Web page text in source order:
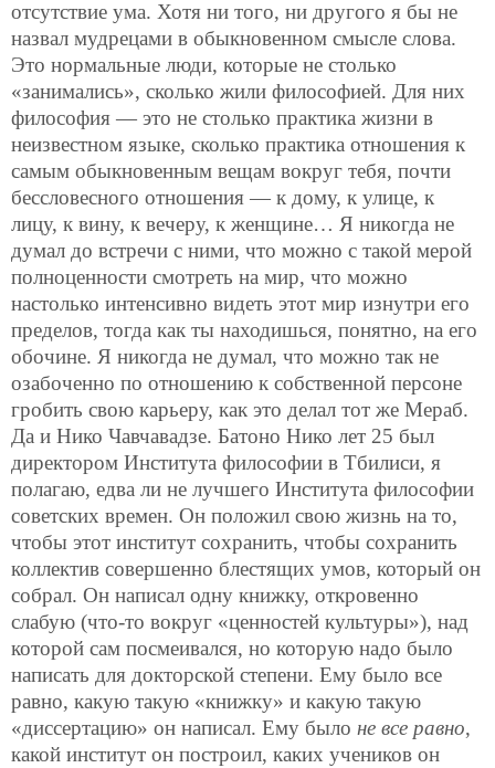
отсутствие ума. Хотя ни того, ни другого я бы не
назвал мудрецами в обыкновенном смысле слова.
Это нормальные люди, которые не столько
«занимались», сколько жили философией. Для них
философия — это не столько практика жизни в
неизвестном языке, сколько практика отношения к
самым обыкновенным вещам вокруг тебя, почти
бессловесного отношения — к дому, к улице, к
лицу, к вину, к вечеру, к женщине… Я никогда не
думал до встречи с ними, что можно с такой мерой
полноценности смотреть на мир, что можно
настолько интенсивно видеть этот мир изнутри его
пределов, тогда как ты находишься, понятно, на его
обочине. Я никогда не думал, что можно так не
озабоченно по отношению к собственной персоне
гробить свою карьеру, как это делал тот же Мераб.
Да и Нико Чавчавадзе. Батоно Нико лет 25 был
директором Института философии в Тбилиси, я
полагаю, едва ли не лучшего Института философии
советских времен. Он положил свою жизнь на то,
чтобы этот институт сохранить, чтобы сохранить
коллектив совершенно блестящих умов, который он
собрал. Он написал одну книжку, откровенно
слабую (что-то вокруг «ценностей культуры»), над
которой сам посмеивался, но которую надо было
написать для докторской степени. Ему было все
равно, какую такую «книжку» и какую такую
«диссертацию» он написал. Ему было не все равно,
какой институт он построил, каких учеников он